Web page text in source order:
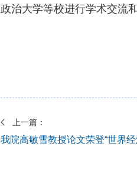
政治大学等校进行学术交流和
上一篇：